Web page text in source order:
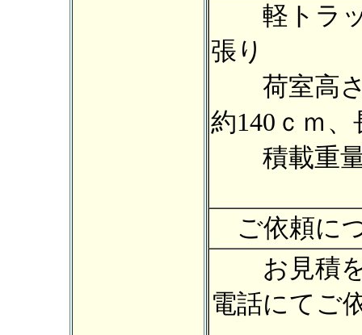
軽トラッ
張り
荷室高さ
約140ｃｍ
積載重量
ご依頼に
お見積を
電話にてご